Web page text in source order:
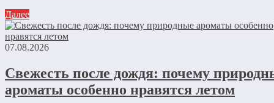
Далее
07.08.2026
Свежесть после дождя: почему
ароматы особенно нравятся летом